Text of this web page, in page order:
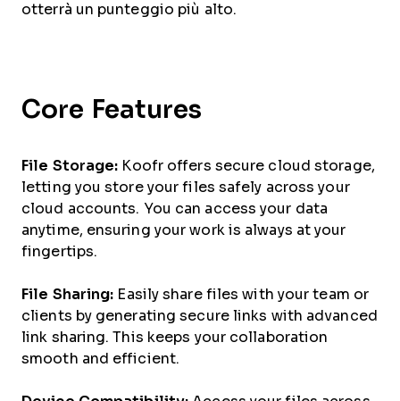
otterrà un punteggio più alto.
Core Features
File Storage: Koofr offers secure cloud storage,
letting you store your files safely across your
cloud accounts. You can access your data
anytime, ensuring your work is always at your
fingertips.
File Sharing: Easily share files with your team or
clients by generating secure links with advanced
link sharing. This keeps your collaboration
smooth and efficient.